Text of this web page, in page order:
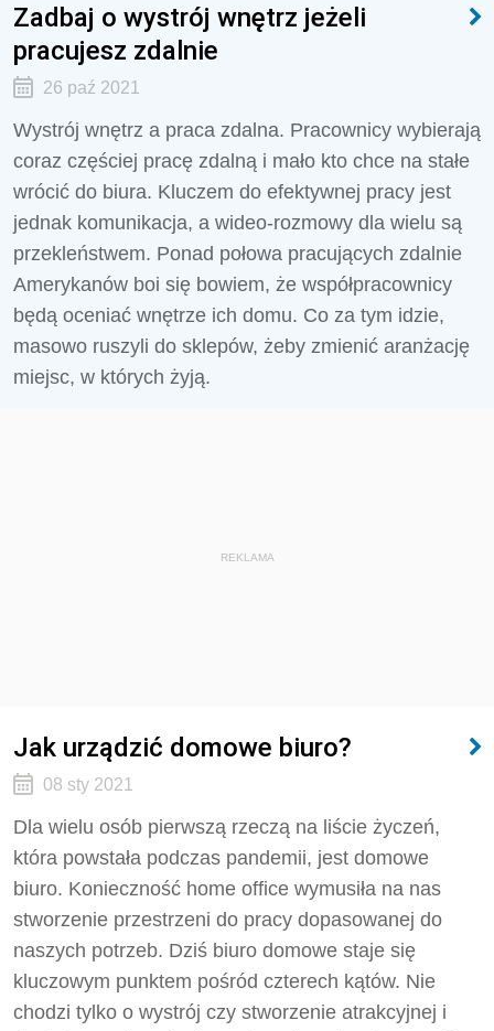
Zadbaj o wystrój wnętrz jeżeli
pracujesz zdalnie
26 paź 2021
Wystrój wnętrz a praca zdalna. Pracownicy wybierają
coraz częściej pracę zdalną i mało kto chce na stałe
wrócić do biura. Kluczem do efektywnej pracy jest
jednak komunikacja, a wideo-rozmowy dla wielu są
przekleństwem. Ponad połowa pracujących zdalnie
Amerykanów boi się bowiem, że współpracownicy
będą oceniać wnętrze ich domu. Co za tym idzie,
masowo ruszyli do sklepów, żeby zmienić aranżację
miejsc, w których żyją.
REKLAMA
Jak urządzić domowe biuro?
08 sty 2021
Dla wielu osób pierwszą rzeczą na liście życzeń,
która powstała podczas pandemii, jest domowe
biuro. Konieczność home office wymusiła na nas
stworzenie przestrzeni do pracy dopasowanej do
naszych potrzeb. Dziś biuro domowe staje się
kluczowym punktem pośród czterech kątów. Nie
chodzi tylko o wystrój czy stworzenie atrakcyjnej i